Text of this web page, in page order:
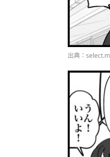
出典：